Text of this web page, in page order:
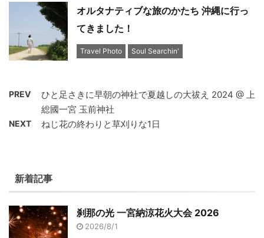
オルタナティブな旅のかたち 沖縄に行っ
てきました！
Travel Photo Soul Searchin'
PREV
ひと足さきに早朝の神社で夏越しの大祓え 2024 @ 上
総國一宮 玉前神社
NEXT ねじ花の終わりと草刈りな1日
新着記事
刹那の光 一宮納涼花火大会 2026
2026/8/1